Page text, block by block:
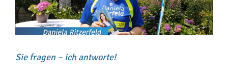
Sie fragen – ich antworte!